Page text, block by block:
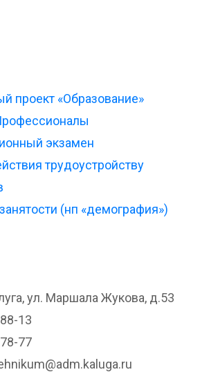
проект «Образование»
экзамен
трудоустройству
(нп «демография»)
ул. Маршала Жукова, д.53
13
77